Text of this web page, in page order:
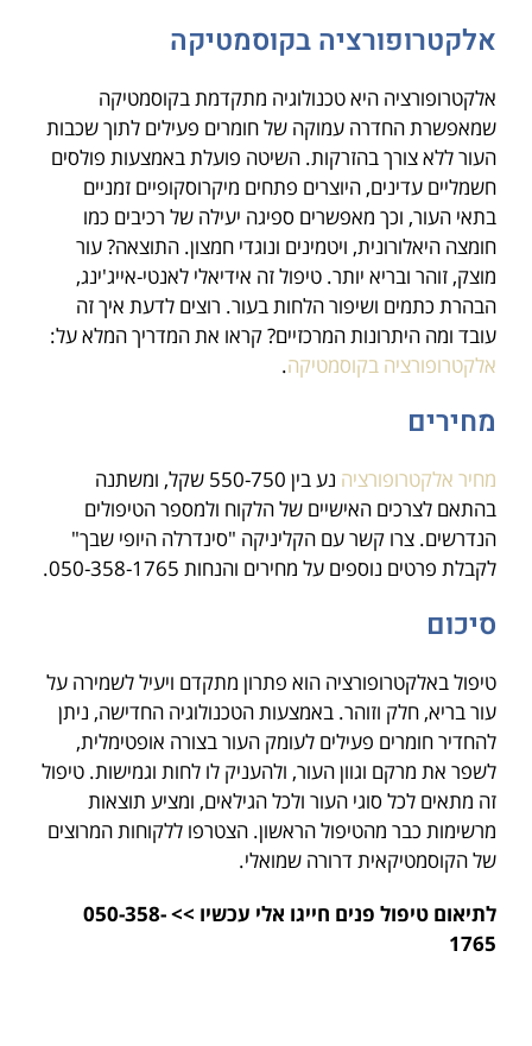
אלקטרופורציה בקוסמטיקה
אלקטרופורציה היא טכנולוגיה מתקדמת בקוסמטיקה
שמאפשרת החדרה עמוקה של חומרים פעילים לתוך שכבות
העור ללא צורך בהזרקות. השיטה פועלת באמצעות פולסים
חשמליים עדינים, היוצרים פתחים מיקרוסקופיים זמניים
בתאי העור, וכך מאפשרים ספיגה יעילה של רכיבים כמו
חומצה היאלורונית, ויטמינים ונוגדי חמצון. התוצאה? עור
מוצק, זוהר ובריא יותר. טיפול זה אידיאלי לאנטי-אייג'ינג,
הבהרת כתמים ושיפור הלחות בעור. רוצים לדעת איך זה
עובד ומה היתרונות המרכזיים? קראו את המדריך המלא על:
אלקטרופורציה בקוסמטיקה.
מחירים
מחיר אלקטרופורציה
נע בין 550-750 שקל, ומשתנה
בהתאם לצרכים האישיים של הלקוח ולמספר הטיפולים
הנדרשים. צרו קשר עם הקליניקה "סינדרלה היופי שבך"
לקבלת פרטים נוספים על מחירים והנחות 050-358-1765.
סיכום
טיפול באלקטרופורציה הוא פתרון מתקדם ויעיל לשמירה על
עור בריא, חלק וזוהר. באמצעות הטכנולוגיה החדישה, ניתן
להחדיר חומרים פעילים לעומק העור בצורה אופטימלית,
לשפר את מרקם וגוון העור, ולהעניק לו לחות וגמישות. טיפול
זה מתאים לכל סוגי העור ולכל הגילאים, ומציע תוצאות
מרשימות כבר מהטיפול הראשון. הצטרפו ללקוחות המרוצים
של הקוסמטיקאית דרורה שמואלי.
לתיאום טיפול פנים חייגו אלי עכשיו >> 050-358-
1765